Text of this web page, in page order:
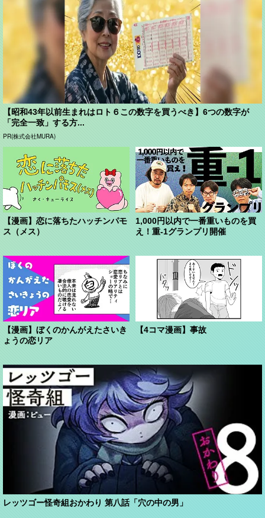
【昭和43年以前生まれはロト６この数字を買うべき】6つの数字が
「完全一致」する方...
PR(株式会社MURA)
【漫画】恋に落ちたハッチンパモ
ス（メス）
1,000円以内で一番重いものを買
え！重-1グランプリ開催
【漫画】ぼくのかんがえたさいき
ょうの恋リア
【4コマ漫画】事故
レッツゴー怪奇組おかわり 第八話「穴の中の男」